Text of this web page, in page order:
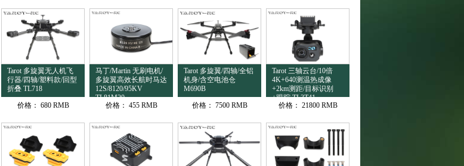
Tarot 多旋翼无人机飞
行器/四轴/塑料款/回型
折叠 TL718
价格： 680 RMB
马丁/Martin 无刷电机/
多旋翼高效长航时马达
12S/8120/95KV
TL81M20
价格： 455 RMB
Tarot 多旋翼/四轴/全铝
机身/含空电池仓
M690B
价格： 7500 RMB
Tarot 三轴云台/10倍
4K+640测温热成像
+2km测距/目标识别
+跟踪 TL3T41
价格： 21800 RMB